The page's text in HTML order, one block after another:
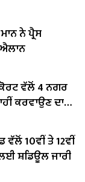
ਨੇ ਪ੍ਰੈਸ
ਵੱਲੋਂ 4 ਨਗਰ
ਕਰਵਾਉਣ ਦਾ
10ਵੀਂ ਤੇ 12ਵੀਂ
ਸ਼ਡਿਊਲ ਜਾਰੀ